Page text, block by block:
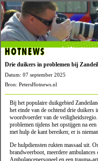
HOTNEWS
Drie duikers in problemen bij
Datum: 07 september 2025
Bron: PetersHotnews.nl
Bij het populaire duikgebied
het einde van de ochtend drie duikers
woordvoerder van de
problemen tijdens het opstijgen na
met hulp de kant bereiken; er is
De hulpdiensten rukten massaal uit.
brandweerboot, meerdere